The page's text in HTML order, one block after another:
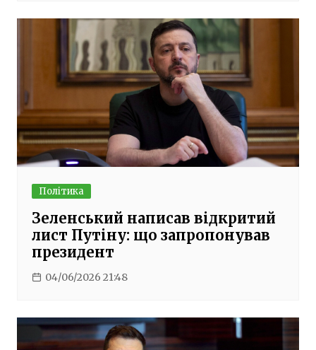
Політика
Зеленський написав відкритий
лист Путіну: що запропонував
президент
04/06/2026 21:48